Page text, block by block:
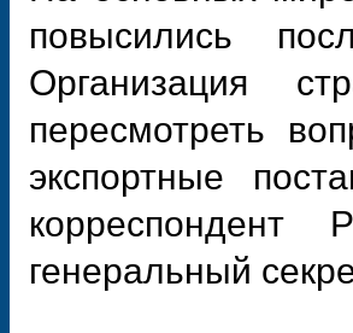
повысились
Организация
пересмотреть
экспортные
генеральный